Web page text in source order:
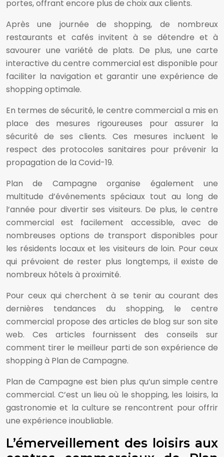
portes, offrant encore plus de choix aux clients.
Après une journée de shopping, de nombreux
restaurants et cafés invitent à se détendre et à
savourer une variété de plats. De plus, une carte
interactive du centre commercial est disponible pour
faciliter la navigation et garantir une expérience de
shopping optimale.
En termes de sécurité, le centre commercial a mis en
place des mesures rigoureuses pour assurer la
sécurité de ses clients. Ces mesures incluent le
respect des protocoles sanitaires pour prévenir la
propagation de la Covid-19.
Plan de Campagne organise également une
multitude d’événements spéciaux tout au long de
l’année pour divertir ses visiteurs. De plus, le centre
commercial est facilement accessible, avec de
nombreuses options de transport disponibles pour
les résidents locaux et les visiteurs de loin. Pour ceux
qui prévoient de rester plus longtemps, il existe de
nombreux hôtels à proximité.
Pour ceux qui cherchent à se tenir au courant des
dernières tendances du shopping, le centre
commercial propose des articles de blog sur son site
web. Ces articles fournissent des conseils sur
comment tirer le meilleur parti de son expérience de
shopping à Plan de Campagne.
Plan de Campagne est bien plus qu’un simple centre
commercial. C’est un lieu où le shopping, les loisirs, la
gastronomie et la culture se rencontrent pour offrir
une expérience inoubliable.
L’émerveillement des loisirs aux